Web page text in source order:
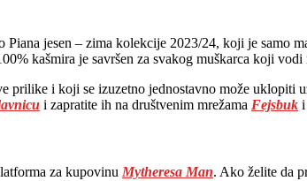
jesen – zima kolekcije 2023/24, koji je samo
kašmira je savršen za svakog muškarca koji vodi
prilike i koji se izuzetno jednostavno može uklopiti
i zapratite ih na društvenim mrežama Fejsbuk i
za kupovinu Mytheresa Man. Ako želite da